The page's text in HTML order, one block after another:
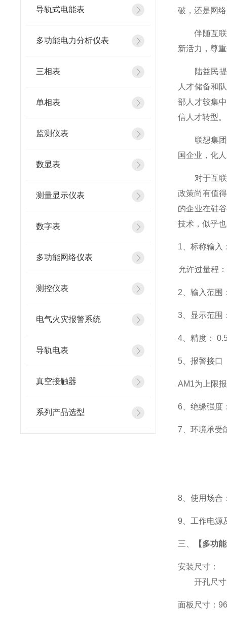
导轨式电能表
多功能电力分析仪表
三相表
单相表
监测仪表
数显表
测量显示仪表
数字表
多功能网络仪表
测控仪表
电气火灾报警系统
导轨电表
真空接触器
系列产品选型
破，还是网
伴随互联网
新活力，尊
陆益民提到
人才储备和
部人才较集
信人才转型。
联想集团副
国企业，化
对于互联网
政策尚有值
的企业在硅
技术，似乎
1 、标称输入
允许过量程
2 、输入范围
3 显示范围
4 、精度：
5 、报警接口
AM1为上限
6 、绝缘强
7 、环境承
8 、使用场
9 、工作电
三、 【多功
安装尺寸：
开孔尺
面板尺寸：